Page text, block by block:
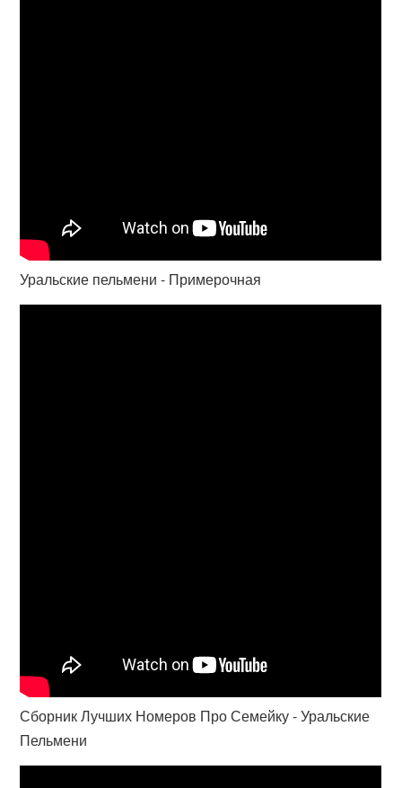
Уральские пельмени - Примерочная
Сборник Лучших Номеров Про Семейку - Уральские
Пельмени